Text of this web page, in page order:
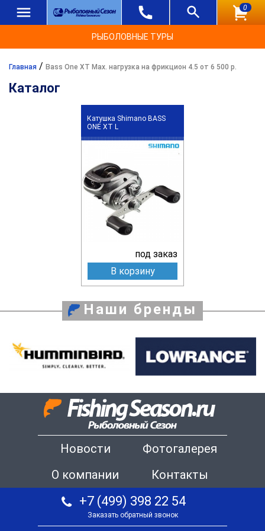
0
РЫБОЛОВНЫЕ ТУРЫ
Главная / Bass One XT Max. нагрузка на фрикцион 4.5 от 6 500 р.
Каталог
Катушка Shimano BASS
ONE XT L
под заказ
В корзину
Наши бренды
Новости
Фотогалерея
О компании
Контакты
+7 (499) 398 22 54
Заказать обратный звонок